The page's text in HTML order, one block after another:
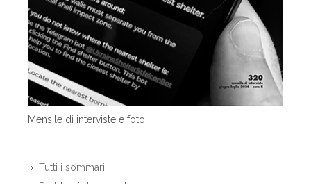
Mensile di interviste e foto
Tutti i sommari